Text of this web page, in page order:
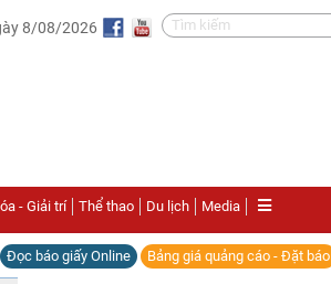
8/08/2026
- Giải trí Thể thao Du lịch Media
Đọc báo giấy Online Bảng giá quảng cáo - Đặt báo